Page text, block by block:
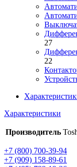
27
22
Характеристики
Производитель
+7 (800) 700-39-94
+7 (909) 158-89-61